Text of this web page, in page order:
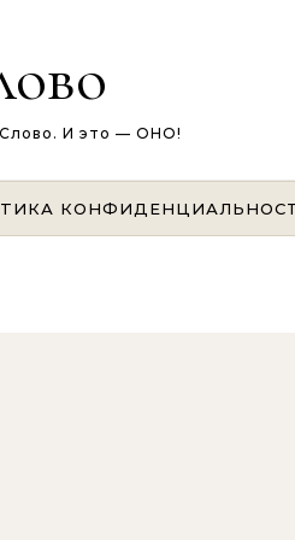
И это — ОНО!